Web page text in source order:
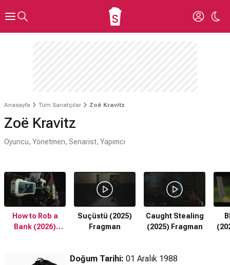
Anasayfa Tüm Sanatçılar Zoë Kravitz
Zoë Kravitz
Oyuncu, Yönetmen, Senarist, Yapımcı
How to Rob a
Bank (2026)
Suçüstü (2025)
Fragman
Caught Stealing
(2025) Fragman
Doğum Tarihi: 01 Aralık 1988